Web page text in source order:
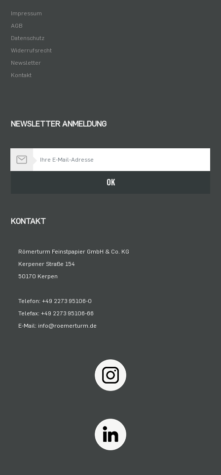
Impressum
AGB
Datenschutz
Widerrufsrecht
Newsletter
Kontakt
NEWSLETTER ANMELDUNG
OK
KONTAKT
Römerturm Feinstpapier GmbH & Co. KG
Kerpener Straße 154
50170 Kerpen
Telefon: +49 2273 95106-0
Telefax: +49 2273 95106-66
E-Mail: info@roemerturm.de